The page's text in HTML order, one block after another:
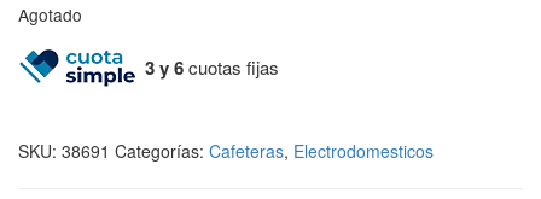
Agotado
3 y 6cuotas fijas
SKU: 38691 Categorías: Cafeteras, Electrodomesticos